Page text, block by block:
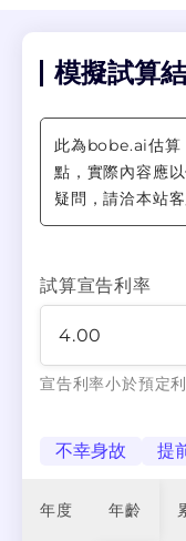
很多。 高保額折扣 如果您預算充足，可注意是否
有高保額折扣，不無小補。 增
擇「每年領回或
模擬試算
此為bobe.ai估算
點，實際內容應
疑問，請洽本站客
試算宣告利率
宣告利率小於預定
不幸身故 提
年度 年齡